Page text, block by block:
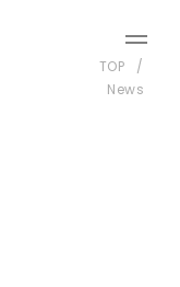
TOP
News